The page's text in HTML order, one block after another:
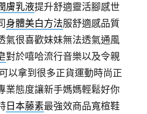
膚乳液提升舒適靈活腳感世
身體美白方法服舒適感品質
氣很喜歡妹妹無法透氣通風
對於嘻哈流行音樂以及令親
以拿到很多正貨運動時尚正
業態度讓新手媽媽輕鬆好你
日本藤素最強效商品寬楦鞋